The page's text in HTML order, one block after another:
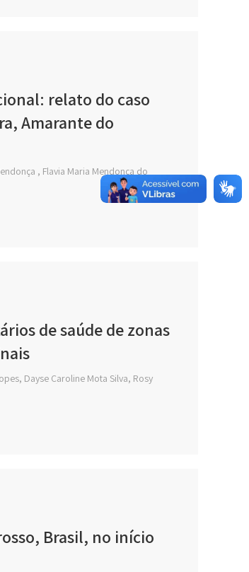
relato do caso
Amarante do
, Flavia Maria Mendonça do
de saúde de zonas
Dayse Caroline Mota Silva, Rosy
Brasil, no início